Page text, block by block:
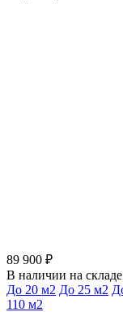
89 900 ₽
В наличии на складе
До 20 м2 До 25 м2
110 м2